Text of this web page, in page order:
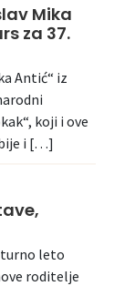
Mika
za 37.
Antić“ iz
koji i ove
i […]
leto
roditelje